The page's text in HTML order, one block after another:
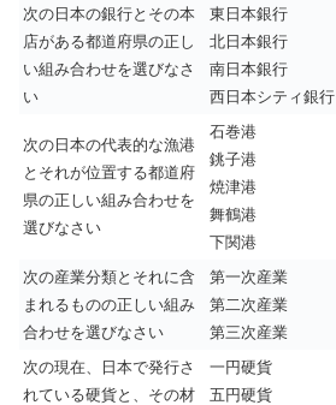
次の日本の銀行とその本
店がある都道府県の正し
い組み合わせを選びなさ
い
東日本銀行
北日本銀行
南日本銀行
西日本シティ銀行
次の日本の代表的な漁港
とそれが位置する都道府
県の正しい組み合わせを
選びなさい
石巻港
銚子港
焼津港
舞鶴港
下関港
次の産業分類とそれに含
まれるものの正しい組み
合わせを選びなさい
第一次産業
第二次産業
第三次産業
次の現在、日本で発行さ
れている硬貨と、その材
一円硬貨
五円硬貨